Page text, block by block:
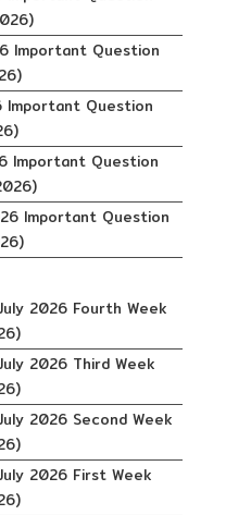
Important Question
Important Question
Important Question
Important Question
2026 Fourth Week
2026 Third Week
2026 Second Week
2026 First Week